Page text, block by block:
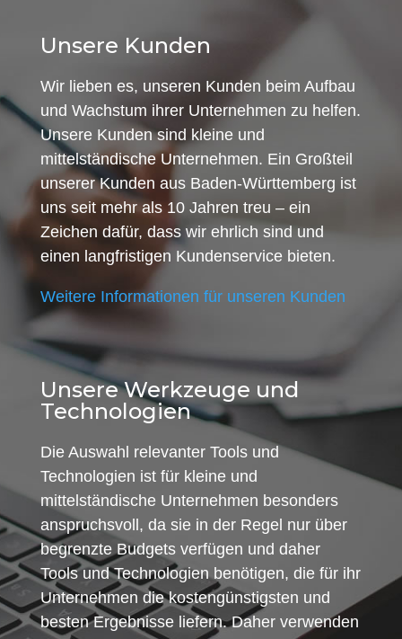
Unsere Kunden
Wir lieben es, unseren Kunden beim Aufbau
und Wachstum ihrer Unternehmen zu helfen.
Unsere Kunden sind kleine und
mittelständische Unternehmen. Ein Großteil
unserer Kunden aus Baden-Württemberg ist
uns seit mehr als 10 Jahren treu – ein
Zeichen dafür, dass wir ehrlich sind und
einen langfristigen Kundenservice bieten.
Weitere Informationen für unseren Kunden
Unsere Werkzeuge und
Technologien
Die Auswahl relevanter Tools und
Technologien ist für kleine und
mittelständische Unternehmen besonders
anspruchsvoll, da sie in der Regel nur über
begrenzte Budgets verfügen und daher
Tools und Technologien benötigen, die für ihr
Unternehmen die kostengünstigsten und
besten Ergebnisse liefern. Daher verwenden